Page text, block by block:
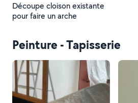
Découpe cloison existante
pour faire un arche
Peinture - Tapisserie